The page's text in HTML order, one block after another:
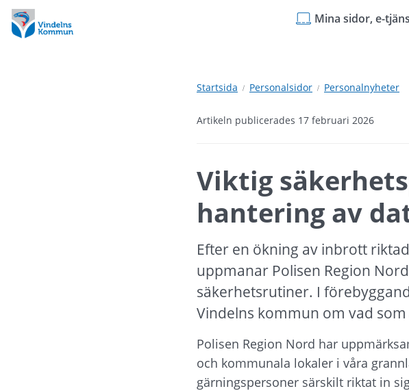
Hoppa
till
innehåll
Hoppa
till
undermeny
Mina sidor, e-
Startsida Personalsidor Personalnyheter
Artikeln publicerades 17 februari 2026
Viktig
hantering av
Efter en ökning av inbrott
uppmanar Polisen Region
säkerhetsrutiner. I
Vindelns kommun om vad
Polisen Region Nord har
och kommunala lokaler i våra
gärningspersoner särskilt riktat in